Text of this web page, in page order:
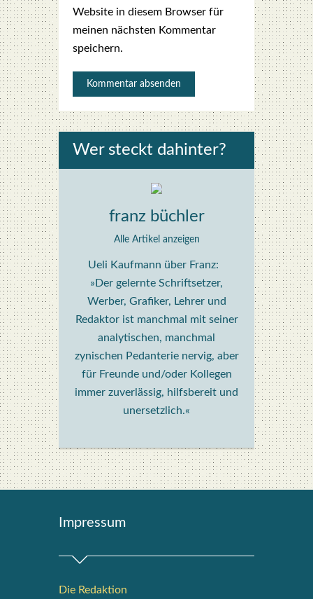
Website in diesem Browser für
meinen nächsten Kommentar
speichern.
Wer steckt dahin­ter?
franz büchler
Alle Artikel anzeigen
Ueli Kaufmann über Franz:
»Der gelernte Schriftsetzer,
Werber, Grafiker, Lehrer und
Redaktor ist manchmal mit seiner
analytischen, manchmal
zynischen Pedanterie nervig, aber
für Freunde und/oder Kollegen
immer zuverlässig, hilfsbereit und
unersetzlich.«
Impres­sum
Die Redak­ti­on